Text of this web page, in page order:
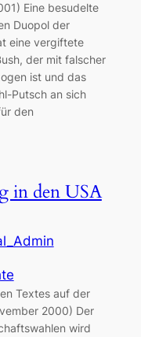
Eine besudelte
Duopol der
eine vergiftete
der mit falscher
ist und das
Putsch an sich
den
in den USA
Textes auf der
2000) Der
wird